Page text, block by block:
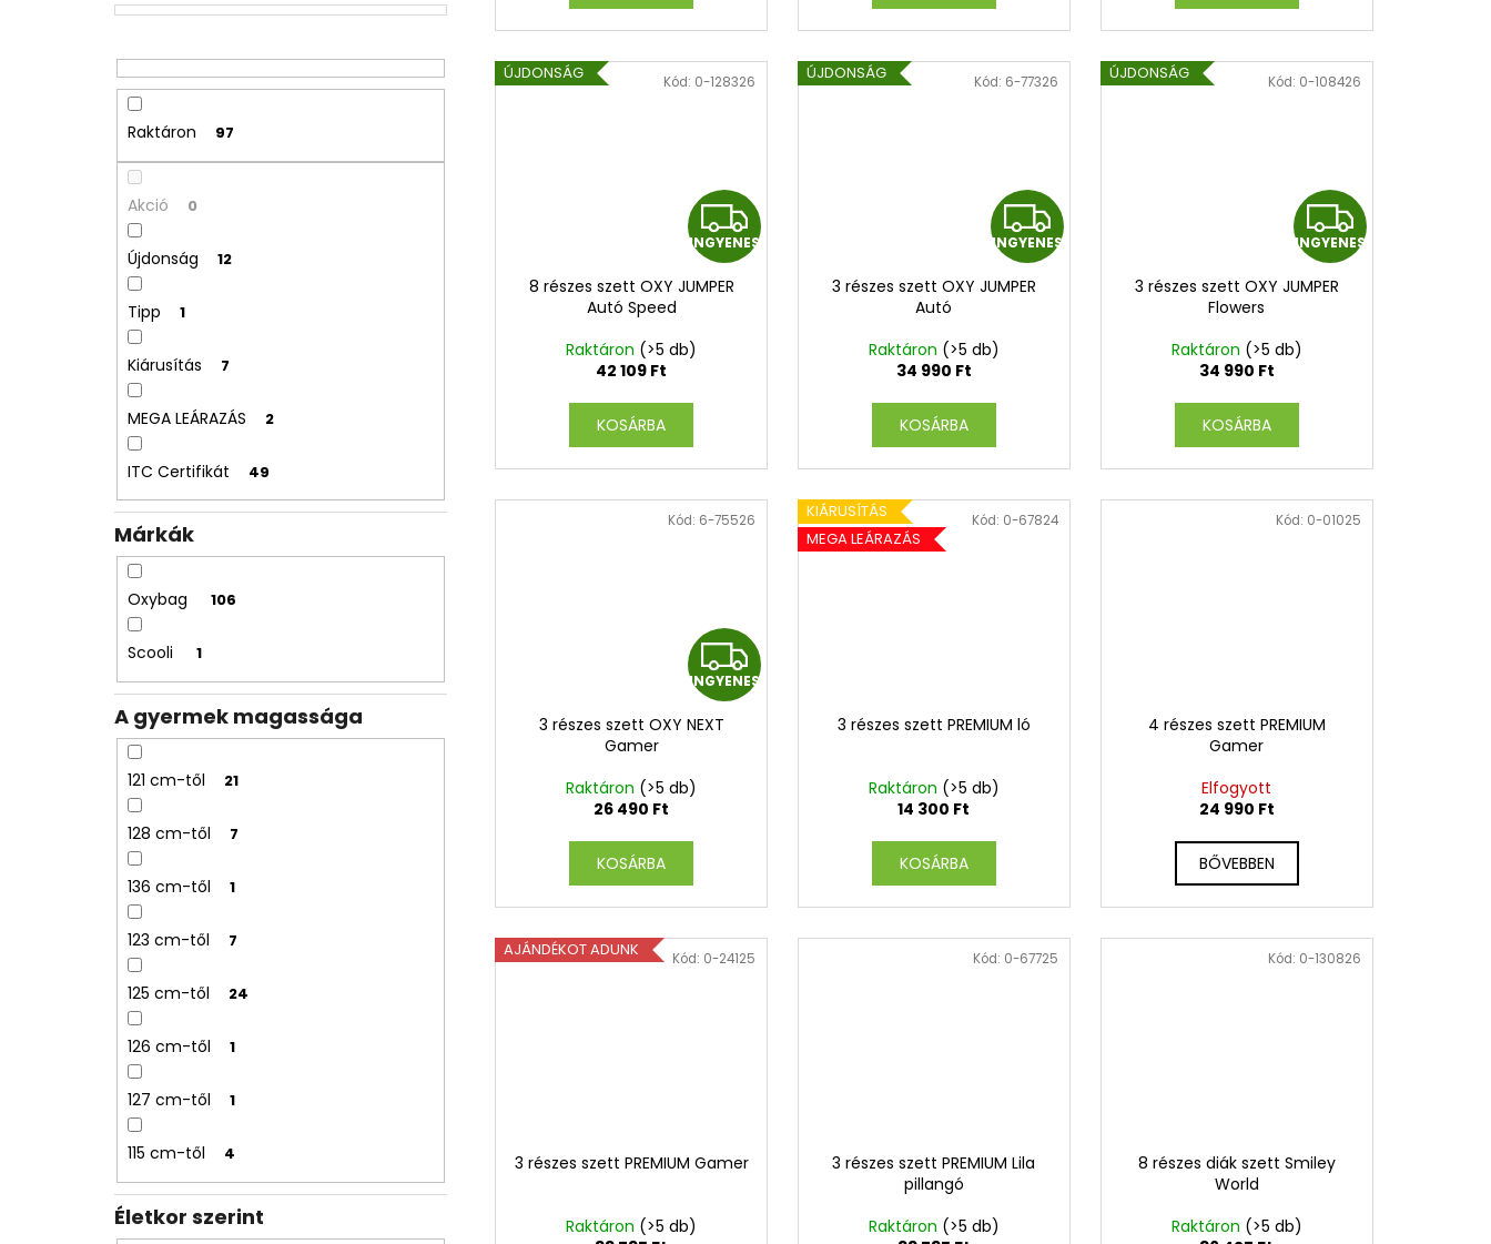
Raktáron 97
Akció 0
Újdonság 12
Tipp 1
Kiárusítás 7
MEGA LEÁRAZÁS 2
ITC Certifikát 49
Márkák
Oxybag 106
Scooli 1
A gyermek magassága
121 cm-től 21
128 cm-től 7
136 cm-től 1
123 cm-től 7
125 cm-től 24
126 cm-től 1
127 cm-től 1
115 cm-től 4
Életkor szerint
a
E
ÚJDONSÁG
I
N
E
INGYENES
8 részes szett OXY JUMPER
Autó Speed
Raktáron (>5 db)
42 109 Ft
KOSÁRBA
Kód: 0-128326 ÚJDONSÁG
I
N
E
INGYENES
3 részes szett OXY JUMPER
Autó
Raktáron (>5 db)
34 990 Ft
KOSÁRBA
Kód: 6-77326 ÚJDONSÁG
I
N
E
INGYENES
3 részes szett OXY JUMPER
Flowers
Raktáron (>5 db)
34 990 Ft
KOSÁRBA
Kód: 0-108426
I
N
E
INGYENES
3 részes szett OXY NEXT
Gamer
Raktáron (>5 db)
26 490 Ft
KOSÁRBA
Kód: 6-75526
KIÁRUSÍTÁS
MEGA LEÁRAZÁS
3 részes szett PREMIUM ló
Raktáron (>5 db)
14 300 Ft
KOSÁRBA
Kód: 0-67824
4 részes szett PREMIUM
Gamer
Elfogyott
24 990 Ft
BŐVEBBEN
Kód: 0-01025
AJÁNDÉKOT ADUNK
3 részes szett PREMIUM Gamer
Raktáron (>5 db)
Kód: 0-24125
3 részes szett PREMIUM Lila
pillangó
Raktáron (>5 db)
Kód: 0-67725
8 részes diák szett Smiley
World
Raktáron (>5 db)
Kód: 0-130826